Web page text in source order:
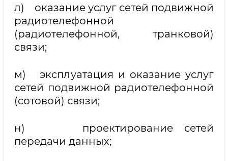
л) оказание услуг сетей подвижной
радиотелефонной
(радиотелефонной, транковой)
связи;
м) эксплуатация и оказание услуг
сетей подвижной радиотелефонной
(сотовой) связи;
н) проектирование сетей
передачи данных;